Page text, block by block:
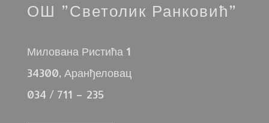
ОШ ”Светолик Ранковић”
Милована Ристића 1
34300, Аранђеловац
034 / 711 – 235